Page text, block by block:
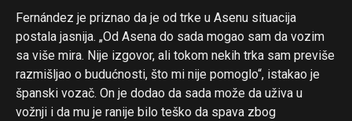
Fernández je priznao da je od trke u Asenu situacija
postala jasnija. „Od Asena do sada mogao sam da vozim
sa više mira. Nije izgovor, ali tokom nekih trka sam previše
razmišljao o budućnosti, što mi nije pomoglo“, istakao je
španski vozač. On je dodao da sada može da uživa u
vožnji i da mu je ranije bilo teško da spava zbog